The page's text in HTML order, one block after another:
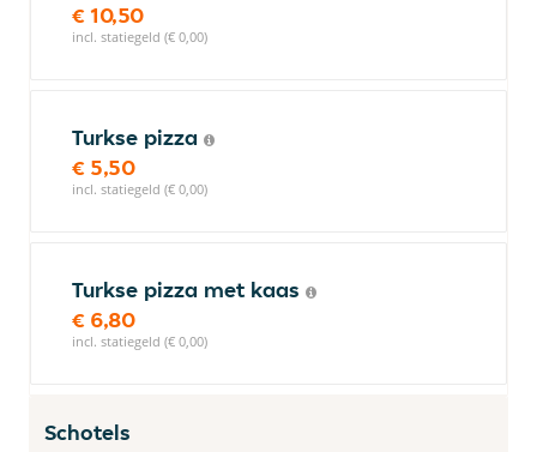
€ 10,50
incl. statiegeld (€ 0,00)
Turkse pizza
€ 5,50
incl. statiegeld (€ 0,00)
Turkse pizza met kaas
€ 6,80
incl. statiegeld (€ 0,00)
Schotels